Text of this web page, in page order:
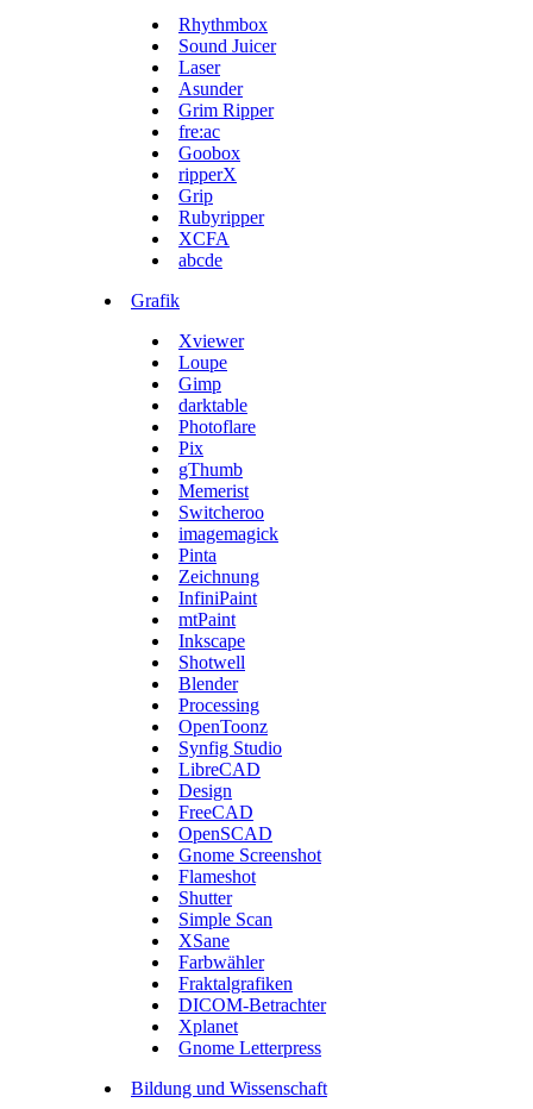
Rhythmbox
Sound Juicer
Laser
Asunder
Grim Ripper
fre:ac
Goobox
ripperX
Grip
Rubyripper
XCFA
abcde
Grafik
Xviewer
Loupe
Gimp
darktable
Photoflare
Pix
gThumb
Memerist
Switcheroo
imagemagick
Pinta
Zeichnung
InfiniPaint
mtPaint
Inkscape
Shotwell
Blender
Processing
OpenToonz
Synfig Studio
LibreCAD
Design
FreeCAD
OpenSCAD
Gnome Screenshot
Flameshot
Shutter
Simple Scan
XSane
Farbwähler
Fraktalgrafiken
DICOM-Betrachter
Xplanet
Gnome Letterpress
Bildung und Wissenschaft